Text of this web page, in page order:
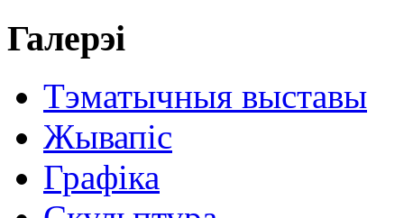
Галерэі
Тэматычныя выставы
Жывапіс
Графіка